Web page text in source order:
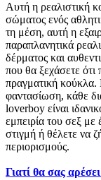
Αυτή η ρεαλιστική
σώματος ενός
τη μέση, αυτή η
παραπλανητικά
δέρματος και
που θα ξεχάσετε ότι
πραγματική κούκλα.
φαντασίωση, κάθε
loverboy είναι
εμπειρία του σεξ με
στιγμή ή θέλετε να
περιορισμούς.
Γιατί θα σας